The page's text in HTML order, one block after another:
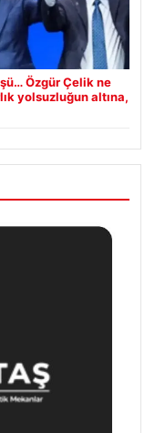
Özgür Çelik ne
yolsuzluğun altına,